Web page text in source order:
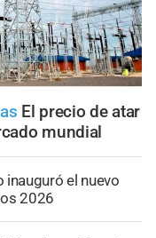
El precio de atar
mundial
inauguró el nuevo
2026